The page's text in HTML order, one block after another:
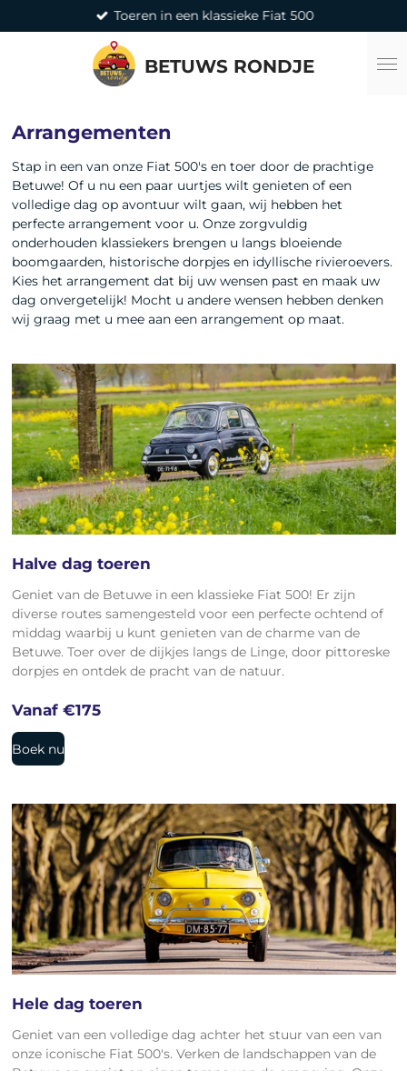
direct
BETUWS RONDJE
Toeren in een klassieke Fiat 500
Arrangementen
Stap in een van onze Fiat 500's en toer door de prachtige
Betuwe! Of u nu een paar uurtjes wilt genieten of een
volledige dag op avontuur wilt gaan, wij hebben het
perfecte arrangement voor u. Onze zorgvuldig
onderhouden klassiekers brengen u langs bloeiende
boomgaarden, historische dorpjes en idyllische rivieroevers.
Kies het arrangement dat bij uw wensen past en maak uw
dag onvergetelijk! Mocht u andere wensen hebben denken
wij graag met u mee aan een arrangement op maat.
Halve dag toeren
Geniet van de Betuwe in een klassieke Fiat 500! Er zijn
diverse routes samengesteld voor een perfecte ochtend of
middag waarbij u kunt genieten van de charme van de
Betuwe. Toer over de dijkjes langs de Linge, door pittoreske
dorpjes en ontdek de pracht van de natuur.
Vanaf €175
Boek nu
Hele dag toeren
Geniet van een volledige dag achter het stuur van een van
onze iconische Fiat 500's. Verken de landschappen van de